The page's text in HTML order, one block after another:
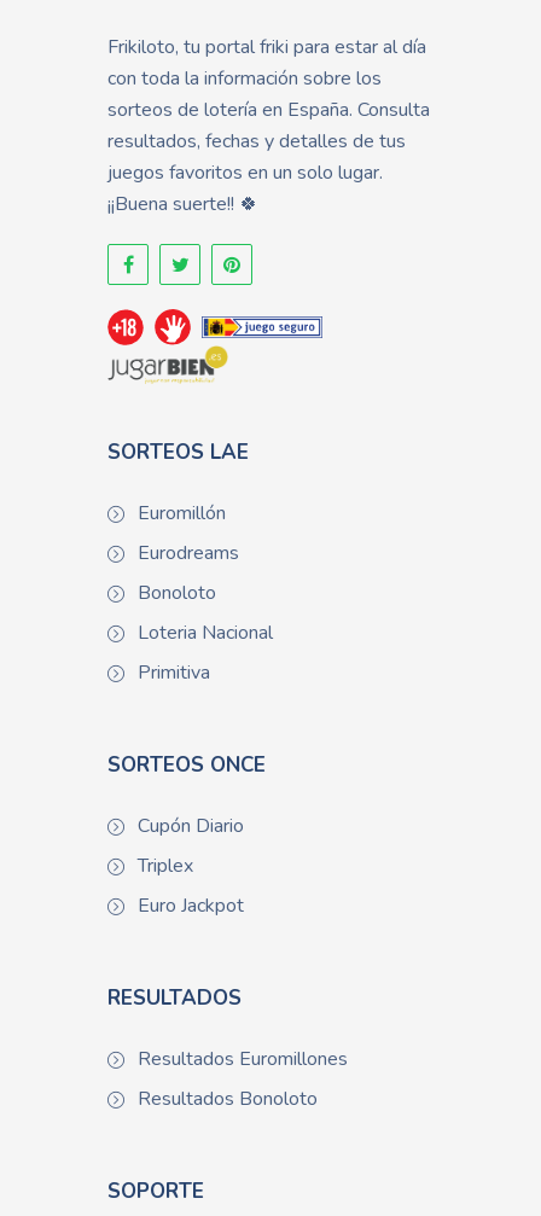
Frikiloto, tu portal friki para estar al día
con toda la información sobre los
sorteos de lotería en España. Consulta
resultados, fechas y detalles de tus
juegos favoritos en un solo lugar.
¡¡Buena suerte!! 🍀
SORTEOS LAE
Euromillón
Eurodreams
Bonoloto
Loteria Nacional
Primitiva
SORTEOS ONCE
Cupón Diario
Triplex
Euro Jackpot
RESULTADOS
Resultados Euromillones
Resultados Bonoloto
SOPORTE